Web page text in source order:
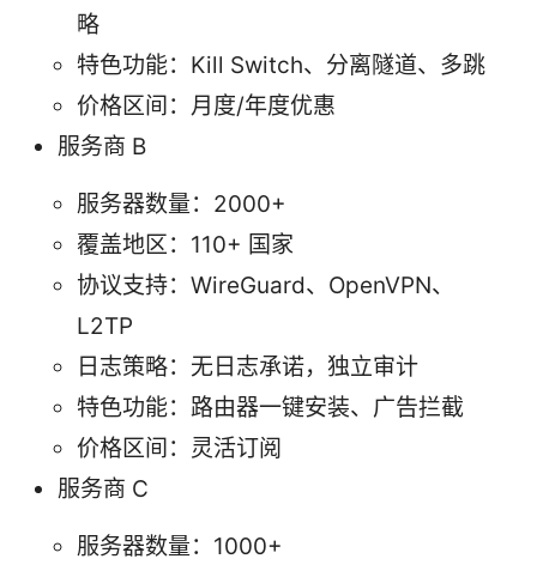
略
特色功能：Kill Switch、分离隧道、多跳
价格区间：月度/年度优惠
服务商 B
服务器数量：2000+
覆盖地区：110+ 国家
协议支持：WireGuard、OpenVPN、
L2TP
日志策略：无日志承诺，独立审计
特色功能：路由器一键安装、广告拦截
价格区间：灵活订阅
服务商 C
服务器数量：1000+